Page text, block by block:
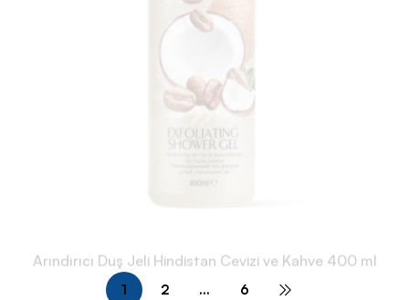
Arındırıcı Duş Jeli Hindistan Cevizi ve Kahve 400 ml
1 2 … 6